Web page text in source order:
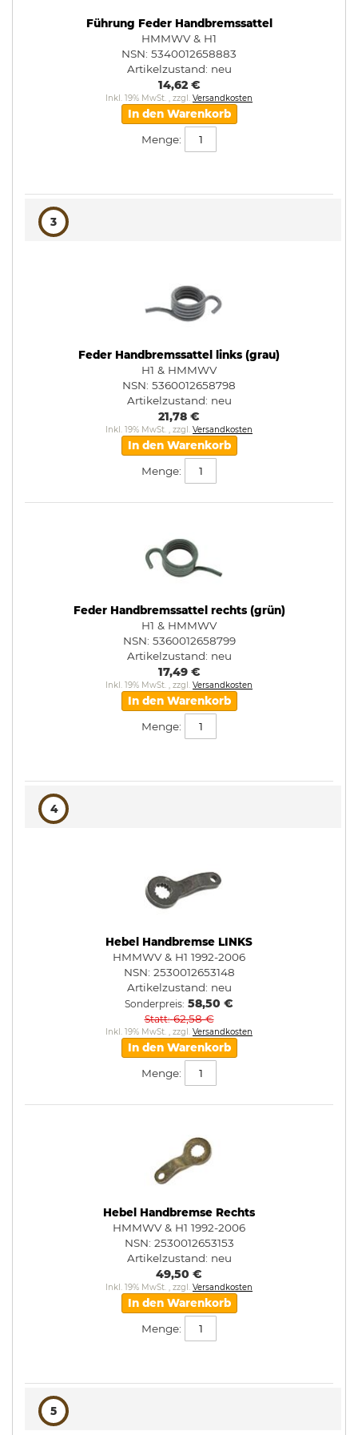
Führung Feder Handbremssattel
HMMWV & H1
NSN: 5340012658883
Artikelzustand: neu
14,62 €
Inkl. 19% MwSt. , zzgl. Versandkosten
In den Warenkorb
Menge:
3
Feder Handbremssattel links (grau)
H1 & HMMWV
NSN: 5360012658798
Artikelzustand: neu
21,78 €
Inkl. 19% MwSt. , zzgl. Versandkosten
In den Warenkorb
Menge:
Feder Handbremssattel rechts (grün)
H1 & HMMWV
NSN: 5360012658799
Artikelzustand: neu
17,49 €
Inkl. 19% MwSt. , zzgl. Versandkosten
In den Warenkorb
Menge:
4
Hebel Handbremse LINKS
HMMWV & H1 1992-2006
NSN: 2530012653148
Artikelzustand: neu
Sonderpreis 58,50 €
Statt 62,58 €
Inkl. 19% MwSt. , zzgl. Versandkosten
In den Warenkorb
Menge:
Hebel Handbremse Rechts
HMMWV & H1 1992-2006
NSN: 2530012653153
Artikelzustand: neu
49,50 €
Inkl. 19% MwSt. , zzgl. Versandkosten
In den Warenkorb
Menge:
5